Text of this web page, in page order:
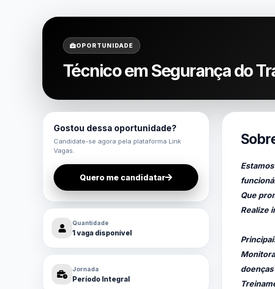
OPORTUNIDADE
Técnico em Segurança do
Gostou dessa oportunidade?
Candidate-se agora pela plataforma Link
Vagas.
Quero me candidatar
Quantidade
1 vaga disponível
Jornada
Período Integral
Que p
Realize